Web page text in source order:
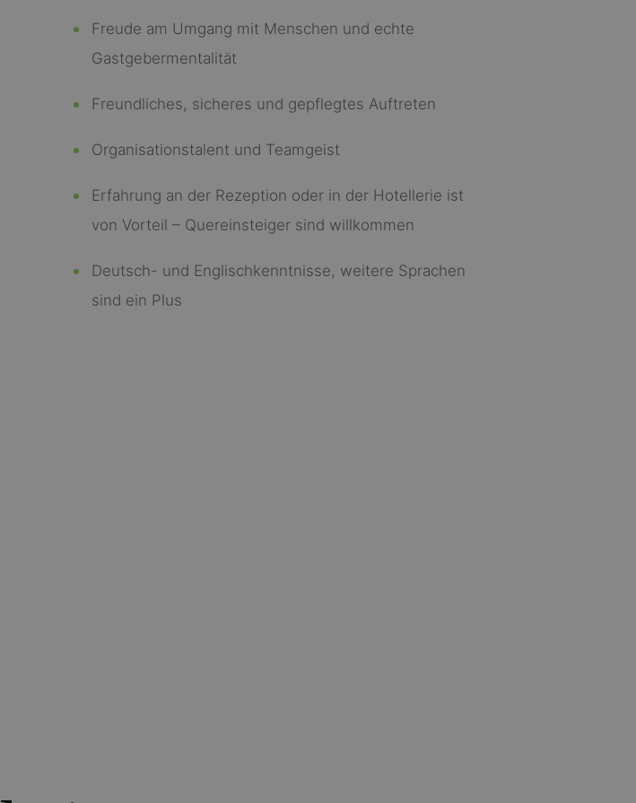
Freude am Umgang mit Menschen und echte
Gastgebermentalität
Freundliches, sicheres und gepflegtes Auftreten
Organisationstalent und Teamgeist
Erfahrung an der Rezeption oder in der Hotellerie ist
von Vorteil – Quereinsteiger sind willkommen
Deutsch- und Englischkenntnisse, weitere Sprachen
sind ein Plus